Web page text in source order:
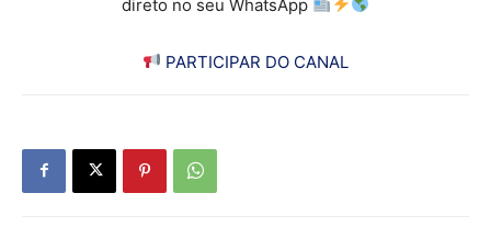
direto no seu WhatsApp
PARTICIPAR DO CANAL